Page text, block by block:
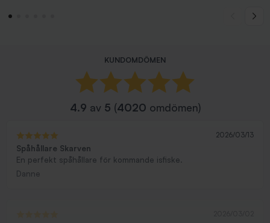
KUNDOMDÖMEN
4.9 av 5 (4020 omdömen)
2026/03/13
Spåhållare Skarven
En perfekt spåhållare för kommande isfiske.
Danne